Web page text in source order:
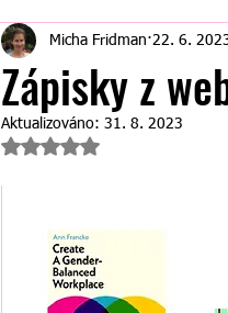
Zápisky z
Micha Fridman 22. 6.
Aktualizováno: 31. 8. 2023
Hodnoceno NaN z 5